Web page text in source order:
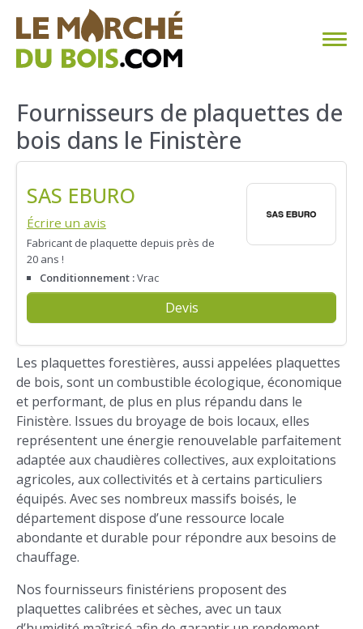
CHAUFFAGE AU BOIS
FAQ
TROUVER SON FOURNISSEUR
BLOG
ESPACE PRO
Fournisseurs de plaquettes de
bois dans le Finistère
SAS EBURO
Écrire un avis
Fabricant de plaquette depuis près de
20 ans !
Conditionnement :Vrac
Devis
Les plaquettes forestières, aussi appelées plaquettes
de bois, sont un combustible écologique, économique
et performant, de plus en plus répandu dans le
Finistère. Issues du broyage de bois locaux, elles
représentent une énergie renouvelable parfaitement
adaptée aux chaudières collectives, aux exploitations
agricoles, aux collectivités et à certains particuliers
équipés. Avec ses nombreux massifs boisés, le
département dispose d’une ressource locale
abondante et durable pour répondre aux besoins de
chauffage.
Nos fournisseurs finistériens proposent des
plaquettes calibrées et sèches, avec un taux